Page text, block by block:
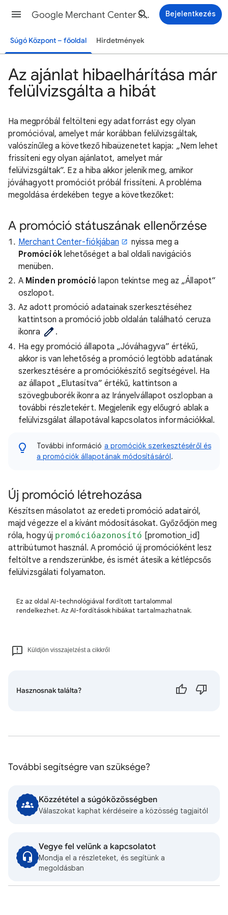
Google Merchant Center Súgó Bejelentkezés
Súgó Központ – főoldal Hirdetmények
Az ajánlat hibaelhárítása már
felülvizsgálta a hibát
Ha megpróbál feltölteni egy adatforrást egy olyan
promócióval, amelyet már korábban felülvizsgáltak,
valószínűleg a következő hibaüzenetet kapja: „Nem lehet
frissíteni egy olyan ajánlatot, amelyet már
felülvizsgáltak”. Ez a hiba akkor jelenik meg, amikor
jóváhagyott promóciót próbál frissíteni. A probléma
megoldása érdekében tegye a következőket:
A promóció státuszának ellenőrzése
Merchant Center-fiókjában
nyissa meg a
Promócióklehetőséget a bal oldali navigációs
menüben.
A Minden promóció lapon tekintse meg az „Állapot”
oszlopot.
Az adott promóció adatainak szerkesztéséhez
kattintson a promóció jobb oldalán található ceruza
ikonra
.
Ha egy promóció állapota „Jóváhagyva” értékű,
akkor is van lehetőség a promóció legtöbb adatának
szerkesztésére a promóciókészítő segítségével. Ha
az állapot „Elutasítva” értékű, kattintson a
szövegbuborék ikonra az Irányelvállapot oszlopban a
további részletekért. Megjelenik egy előugró ablak a
felülvizsgálat állapotával kapcsolatos információkkal.
További információ a promóciók szerkesztéséről és
a promóciók állapotának módosításáról.
Új promóció létrehozása
Készítsen másolatot az eredeti promóció adatairól,
majd végezze el a kívánt módosításokat. Győződjön meg
róla, hogy új promócióazonosító [promotion_id]
attribútumot használ. A promóció új promócióként lesz
feltöltve a rendszerünkbe, és ismét átesik a kétlépcsős
felülvizsgálati folyamaton.
Ez az oldal AI-technológiával fordított tartalommal
rendelkezhet. Az AI-fordítások hibákat tartalmazhatnak.
Küldjön visszajelzést a cikkről
Hasznosnak találta?
További segítségre van szüksége?
Közzététel a súgóközösségben
Válaszokat kaphat kérdéseire a közösség tagjaitól
Vegye fel velünk a kapcsolatot
Mondja el a részleteket, és segítünk a
megoldásban